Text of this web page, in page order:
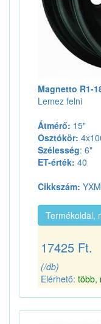
Magnetto R1-
Lemez felni
Átmérő: 15"
Osztókör:
Szélesség: 6"
ET-érték: 40
Cikkszám:
Termékoldal,
17425 Ft.
(/db)
Elérhető: több,